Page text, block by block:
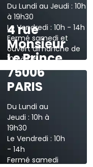
Du Lundi au Jeudi : 10h
à 19h30
Le Vendredi : 10h - 14h
Fermé samedi et
ouvert dimanche de
10h à 13h
Voir sur la carte
4 rue
Monsieur
Le Prince
75006
PARIS
Du Lundi au
Jeudi : 10h à
19h30
Le Vendredi : 10h
- 14h
Fermé samedi